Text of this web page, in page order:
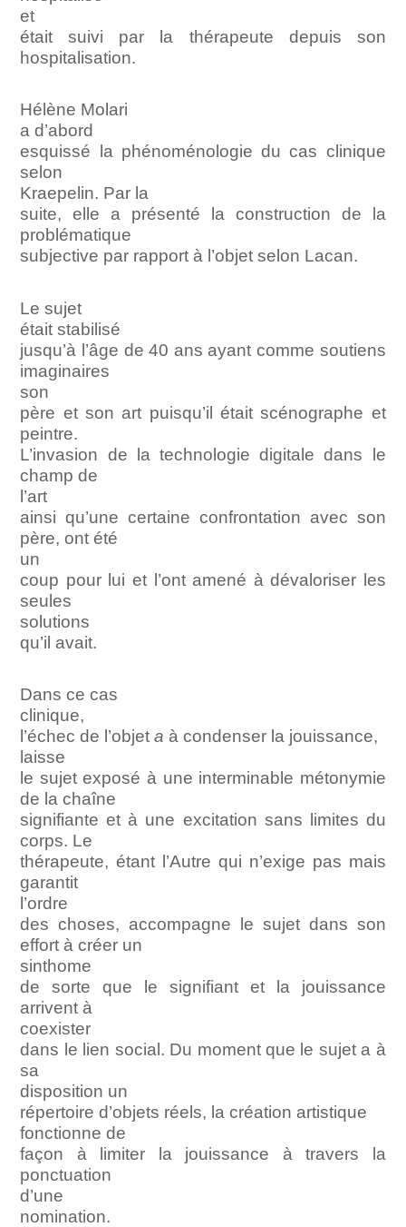
et
était suivi par la thérapeute depuis son
hospitalisation.
Hélène Molari
a d’abord
esquissé la phénoménologie du cas clinique
selon
Kraepelin. Par la
suite, elle a présenté la construction de la
problématique
subjective par rapport à l’objet selon Lacan.
Le sujet
était stabilisé
jusqu’à l’âge de 40 ans ayant comme soutiens
imaginaires
son
père et son art puisqu’il était scénographe et
peintre.
L’invasion de la technologie digitale dans le
champ de
l’art
ainsi qu’une certaine confrontation avec son
père, ont été
un
coup pour lui et l’ont amené à dévaloriser les
seules
solutions
qu’il avait.
Dans ce cas
clinique,
l’échec de l’objeta à condenser la jouissance,
laisse
le sujet exposé à une interminable métonymie
de la chaîne
signifiante et à une excitation sans limites du
corps. Le
thérapeute, étant l’Autre qui n’exige pas mais
garantit
l’ordre
des choses, accompagne le sujet dans son
effort à créer un
sinthome
de sorte que le signifiant et la jouissance
arrivent à
coexister
dans le lien social. Du moment que le sujet a à
sa
disposition un
répertoire d’objets réels, la création artistique
fonctionne de
façon à limiter la jouissance à travers la
ponctuation
d’une
nomination.